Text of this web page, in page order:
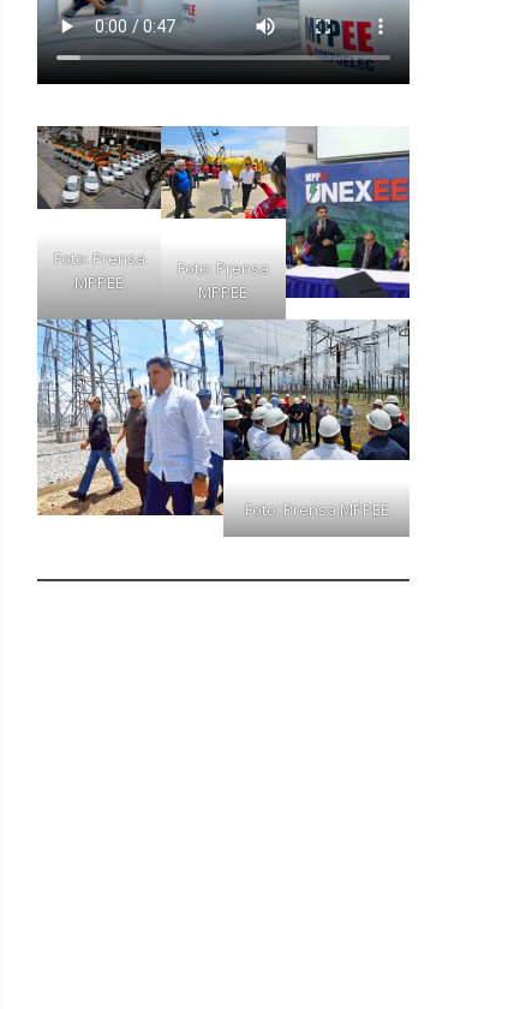
Foto: Prensa
MPPEE
Foto: Prensa
MPPEE
Foto: Prensa MPPEE